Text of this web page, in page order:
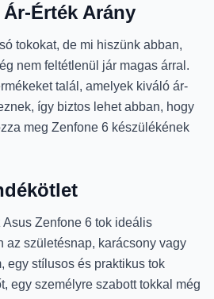
Érték Arány
tokokat, de mi hiszünk abban,
nem feltétlenül jár magas árral.
talál, amelyek kiváló ár-
így biztos lehet abban, hogy
meg Zenfone 6 készülékének
Zenfone 6 tok ideális
az születésnap, karácsony vagy
egy stílusos és praktikus tok
egy személyre szabott tokkal még